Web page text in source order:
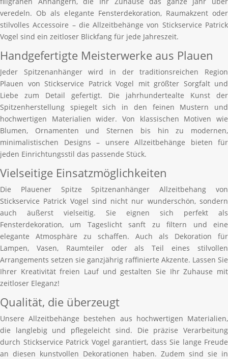
veredeln. Ob als elegante Fensterdekoration, Raumakzent oder
stilvolles Accessoire – die Allzeitbehänge von Stickservice Patrick
Vogel sind ein zeitloser Blickfang für jede Jahreszeit.
Handgefertigte Meisterwerke aus Plauen
Jeder Spitzenanhänger wird in der traditionsreichen Region
Plauen von Stickservice Patrick Vogel mit größter Sorgfalt und
Liebe zum Detail gefertigt. Die jahrhundertealte Kunst der
Spitzenherstellung spiegelt sich in den feinen Mustern und
hochwertigen Materialien wider. Von klassischen Motiven wie
Blumen, Ornamenten und Sternen bis hin zu modernen,
minimalistischen Designs – unsere Allzeitbehänge bieten für
jeden Einrichtungsstil das passende Stück.
Vielseitige Einsatzmöglichkeiten
Die Plauener Spitze Spitzenanhänger Allzeitbehang von
Stickservice Patrick Vogel sind nicht nur wunderschön, sondern
auch äußerst vielseitig. Sie eignen sich perfekt als
Fensterdekoration, um Tageslicht sanft zu filtern und eine
elegante Atmosphäre zu schaffen. Auch als Dekoration für
Lampen, Vasen, Raumteiler oder als Teil eines stilvollen
Arrangements setzen sie ganzjährig raffinierte Akzente. Lassen Sie
Ihrer Kreativität freien Lauf und gestalten Sie Ihr Zuhause mit
zeitloser Eleganz!
Qualität, die überzeugt
Unsere Allzeitbehänge bestehen aus hochwertigen Materialien,
die langlebig und pflegeleicht sind. Die präzise Verarbeitung
durch Stickservice Patrick Vogel garantiert, dass Sie lange Freude
an diesen kunstvollen Dekorationen haben. Zudem sind sie in